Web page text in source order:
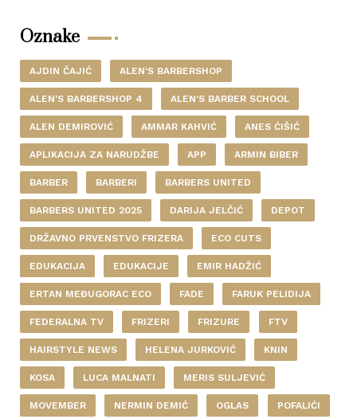
Oznake
AJDIN ČAJIĆ ALEN'S BARBERSHOP
ALEN'S BARBERSHOP 4 ALEN'S BARBER SCHOOL
ALEN DEMIROVIĆ AMMAR KAHVIĆ ANES ĆIŠIĆ
APLIKACIJA ZA NARUDŽBE APP ARMIN BIBER
BARBER BARBERI BARBERS UNITED
BARBERS UNITED 2025 DARIJA JELČIĆ DEPOT
DRŽAVNO PRVENSTVO FRIZERA ECO CUTS
EDUKACIJA EDUKACIJE EMIR HADŽIĆ
ERTAN MEĐUGORAC ECO FADE FARUK PELIDIJA
FEDERALNA TV FRIZERI FRIZURE FTV
HAIRSTYLE NEWS HELENA JURKOVIĆ KNIN
KOSA LUCA MALNATI MERIS SULJEVIĆ
MOVEMBER NERMIN DEMIĆ OGLAS POFALIĆI